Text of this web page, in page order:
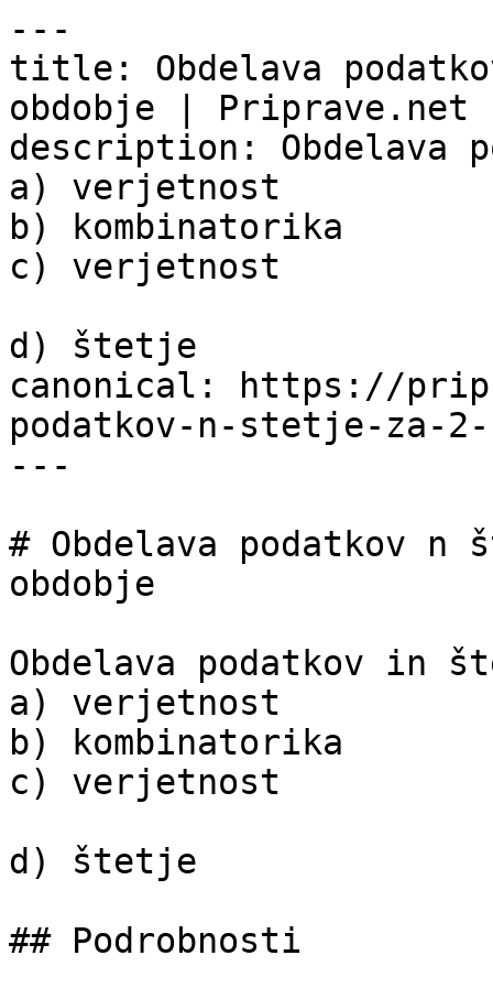
---
title: Obdelava
obdobje | Priprave.net
description: Obdelava
a) verjetnost
b) kombinatorika
c) verjetnost
d) štetje
canonical: https://
podatkov-n-stetje-za-
---
# Obdelava podatkov
obdobje
Obdelava podatkov in
a) verjetnost
b) kombinatorika
c) verjetnost
d) štetje
## Podrobnosti